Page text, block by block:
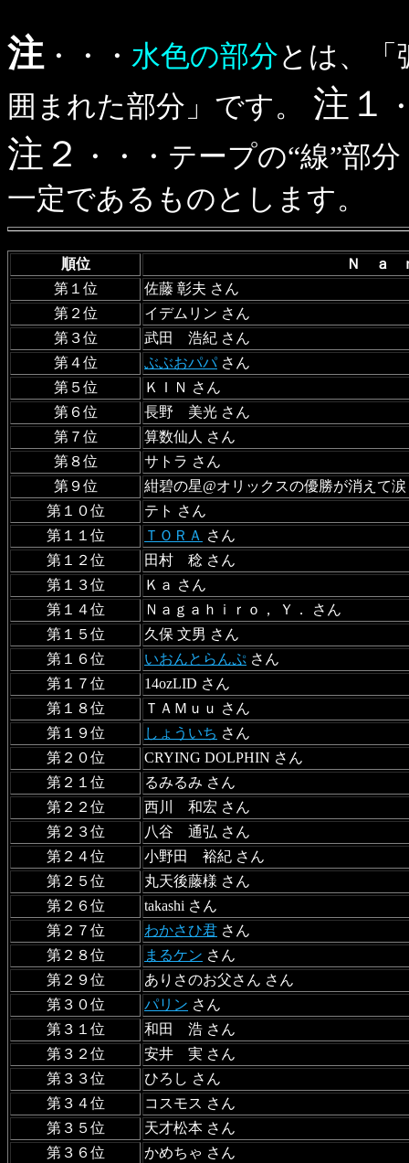
注 ・・・ 水色の部分とは、「
囲まれた部分」です。
注１
注２
・・・テープの“線”部
一定であるものとします。
順位
Ｎ ａ
第１位
佐藤 彰夫 さん
第２位
イデムリン さん
第３位
武田 浩紀 さん
第４位
ぶぶおパパさん
第５位
ＫＩＮ さん
第６位
長野 美光 さん
第７位
算数仙人 さん
第８位
サトラ さん
第９位
紺碧の星@オリックスの優勝が消えて
第１０位
テト さん
第１１位
ＴＯＲＡ さん
第１２位
田村 稔 さん
第１３位
Ｋａ さん
第１４位
Ｎａｇａｈｉｒｏ， Ｙ． さん
第１５位
久保 文男 さん
第１６位
いおんとらんぷ さん
第１７位
14ozLID さん
第１８位
ＴＡＭｕｕ さん
第１９位
しょういち さん
第２０位
CRYING DOLPHIN さん
第２１位
るみるみ さん
第２２位
西川 和宏 さん
第２３位
八谷 通弘 さん
第２４位
小野田 裕紀 さん
第２５位
丸天後藤様 さん
第２６位
takashi さん
第２７位
わかさひ君 さん
第２８位
まるケン さん
第２９位
ありさのお父さん さん
第３０位
パリン さん
第３１位
和田 浩 さん
第３２位
安井 実 さん
第３３位
ひろし さん
第３４位
コスモス さん
第３５位
天才松本 さん
第３６位
かめちゃ さん